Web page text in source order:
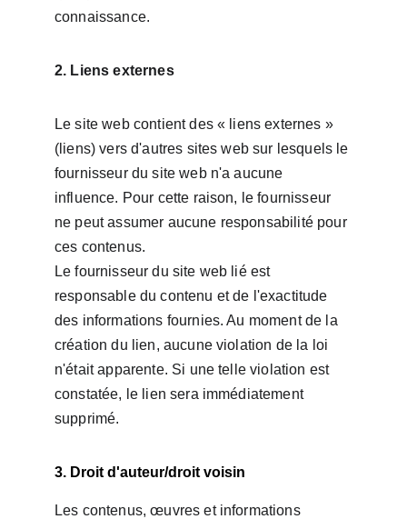
connaissance.
2. Liens externes
Le site web contient des « liens externes »
(liens) vers d'autres sites web sur lesquels le
fournisseur du site web n'a aucune
influence. Pour cette raison, le fournisseur
ne peut assumer aucune responsabilité pour
ces contenus.
Le fournisseur du site web lié est
responsable du contenu et de l'exactitude
des informations fournies. Au moment de la
création du lien, aucune violation de la loi
n'était apparente. Si une telle violation est
constatée, le lien sera immédiatement
supprimé.
3. Droit d'auteur/droit voisin
Les contenus, œuvres et informations